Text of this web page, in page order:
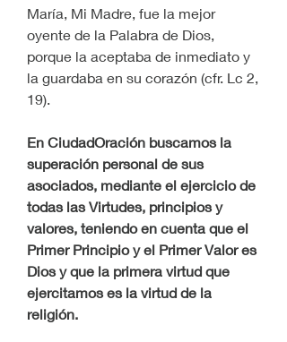
María, Mi Madre, fue la mejor
oyente de la Palabra de Dios,
porque la aceptaba de inmediato y
la guardaba en su corazón (cfr. Lc 2,
19).
En CiudadOración buscamos la
superación personal de sus
asociados, mediante el ejercicio de
todas las Virtudes, principios y
valores, teniendo en cuenta que el
Primer Principio y el Primer Valor es
Dios y que la primera virtud que
ejercitamos es la virtud de la
religión.